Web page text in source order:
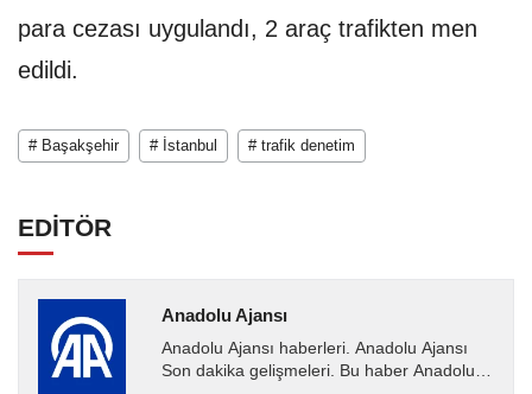
para cezası uygulandı, 2 araç trafikten men
edildi.
# Başakşehir # İstanbul # trafik denetim
EDİTÖR
Anadolu Ajansı
Anadolu Ajansı haberleri. Anadolu Ajansı
Son dakika gelişmeleri. Bu haber Anadolu